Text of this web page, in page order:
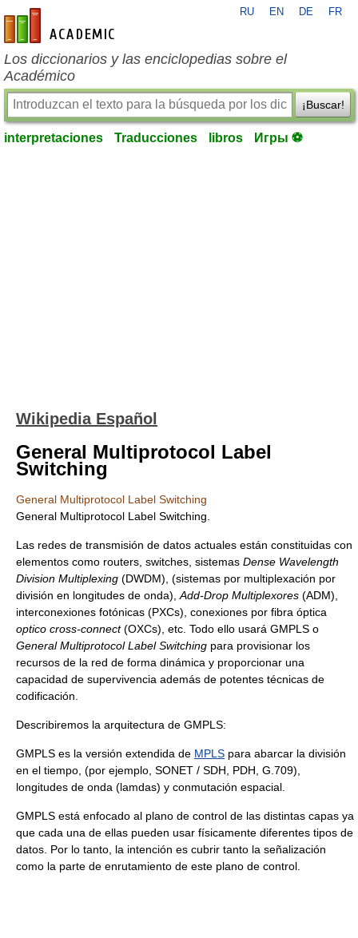
es-academic.com
RU EN DE FR
Los diccionarios y las enciclopedias sobre el
Académico
¡Buscar!
interpretaciones Traducciones libros Игры ⚽
Wikipedia Español
General Multiprotocol Label
Switching
General Multiprotocol Label Switching
General Multiprotocol Label Switching.
Las redes de transmisión de datos actuales están constituidas con
elementos como routers, switches, sistemas Dense Wavelength
Division Multiplexing (DWDM), (sistemas por multiplexación por
división en longitudes de onda), Add-Drop Multiplexores (ADM),
interconexiones fotónicas (PXCs), conexiones por fibra óptica
optico cross-connect(OXCs), etc. Todo ello usará GMPLS o
General Multiprotocol Label Switching para provisionar los
recursos de la red de forma dinámica y proporcionar una
capacidad de supervivencia además de potentes técnicas de
codificación.
Describiremos la arquitectura de GMPLS:
GMPLS es la versión extendida de MPLS para abarcar la división
en el tiempo, (por ejemplo, SONET / SDH, PDH, G.709),
longitudes de onda (lamdas) y conmutación espacial.
GMPLS está enfocado al plano de control de las distintas capas ya
que cada una de ellas pueden usar físicamente diferentes tipos de
datos. Por lo tanto, la intención es cubrir tanto la señalización
como la parte de enrutamiento de este plano de control.